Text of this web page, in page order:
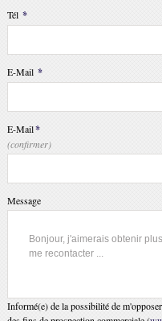
Tél *
E-Mail *
E-Mail*
(confirmer)
Message
Informé(e) de la possibilité de